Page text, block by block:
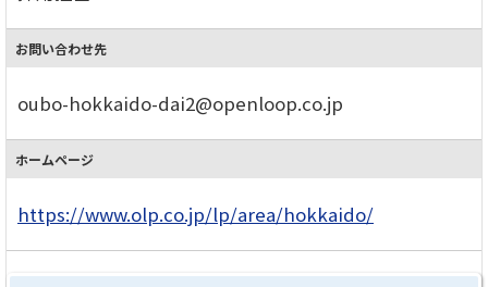
お問い合わせ先
oubo-hokkaido-dai2@openloop.co.jp
ホームページ
https://www.olp.co.jp/lp/area/hokkaido/